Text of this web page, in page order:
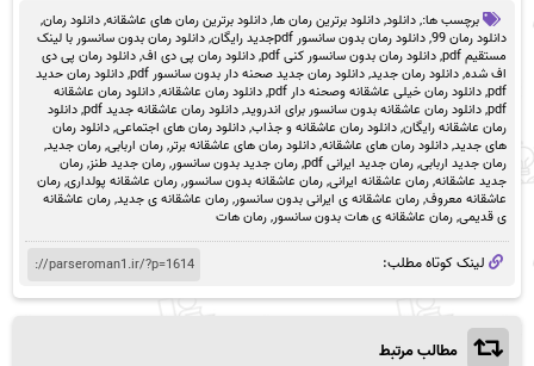
برچسب ها:,دانلود,دانلود برترین رمان ها,دانلود برترین رمان های عاشقانه,دانلود رمان,
دانلود رمان 99
,دانلود رمان بدون سانسور pdfجدید رایگان ,دانلود رمان بدون سانسور با لینک
مستقیم pdf
,دانلود رمان بدون سانسور کنی pdf ,دانلود رمان پی دی اف,دانلود رمان پی دی
اف شده,دانلود رمان جدید,دانلود رمان جدید صحنه دار بدون سانسور pdf ,دانلود رمان حدید
pdf
,دانلود رمان خیلی عاشقانه وصحنه دار pdf ,دانلود رمان عاشقانه,دانلود رمان عاشقانه
pdf
,دانلود رمان عاشقانه بدون سانسور برای اندروید,دانلود رمان عاشقانه جدید pdf ,دانلود
رمان عاشقانه رایگان,دانلود رمان عاشقانه و جذاب,دانلود رمان های اجتماعی,دانلود رمان
های جدید,دانلود رمان های عاشقانه,دانلود رمان های عاشقانه برتر,رمان اربابی,رمان جدید,
رمان جدید اربابی,رمان جدید ایرانی pdf ,رمان جدید بدون سانسور,رمان جدید طنز,رمان
جدید عاشقانه,رمان عاشقانه ایرانی,رمان عاشقانه بدون سانسور,رمان عاشقانه پولداری,رمان
عاشقانه معروف,رمان عاشقانه ی ایرانی بدون سانسور,رمان عاشقانه ی جدید,رمان عاشقانه
ی قدیمی,رمان عاشقانه ی هات بدون سانسور,رمان هات
لینک کوتاه مطلب:
مطالب مرتبط